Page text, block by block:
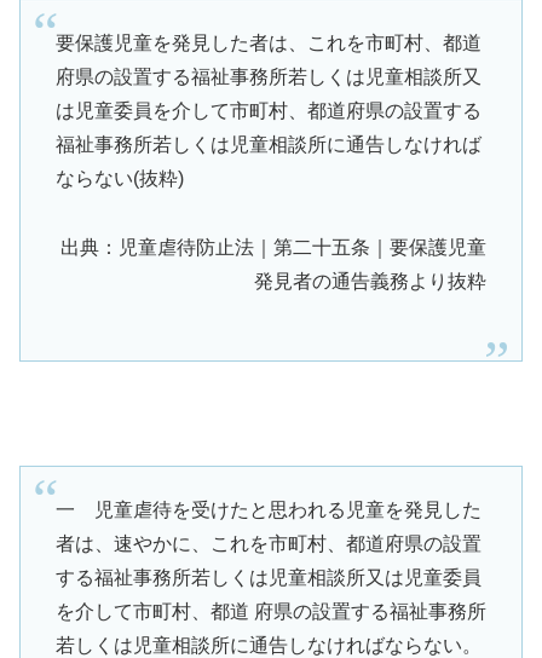
要保護児童を発見した者は、これを市町村、都道
府県の設置する福祉事務所若しくは児童相談所又
は児童委員を介して市町村、都道府県の設置する
福祉事務所若しくは児童相談所に通告しなければ
ならない(抜粋)
出典：児童虐待防止法｜第二十五条｜要保護児童
発見者の通告義務より抜粋
一 児童虐待を受けたと思われる児童を発見した
者は、速やかに、これを市町村、都道府県の設置
する福祉事務所若しくは児童相談所又は児童委員
を介して市町村、都道 府県の設置する福祉事務所
若しくは児童相談所に通告しなければならない。